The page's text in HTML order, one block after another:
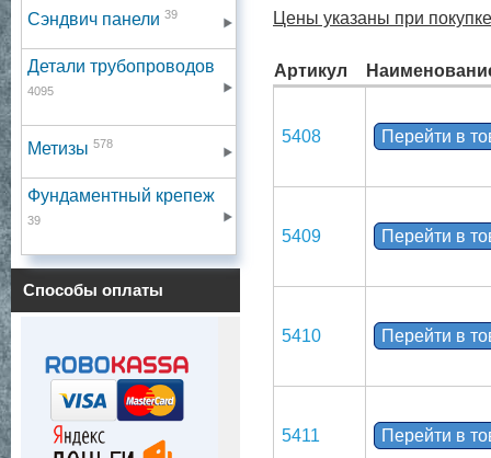
Сэндвич панели 39
Детали трубопроводов
4095
Метизы 578
Фундаментный крепеж
39
Способы оплаты
Цены указаны при
Артикул
5408 Перейти в
5409 Перейти в
5410 Перейти в
5411 Перейти в